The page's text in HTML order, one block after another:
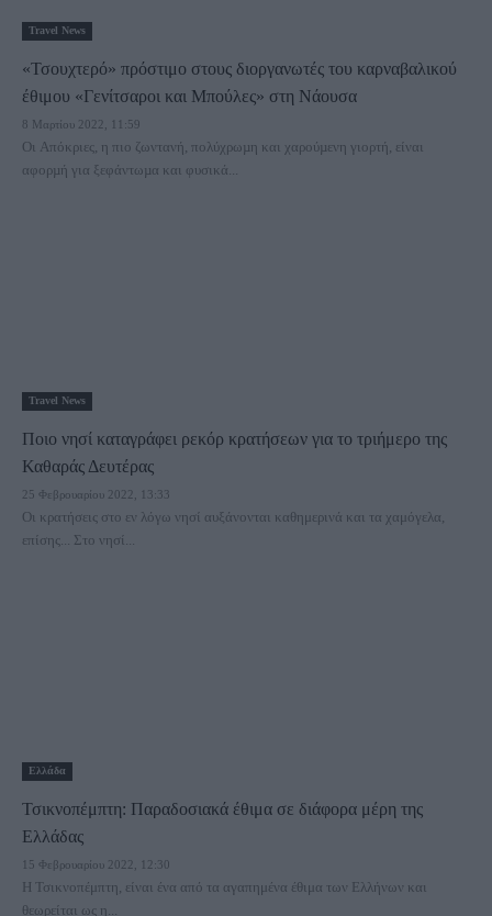
Travel News
«Τσουχτερό» πρόστιμο στους διοργανωτές του καρναβαλικού
έθιμου «Γενίτσαροι και Μπούλες» στη Νάουσα
8 Μαρτίου 2022, 11:59
Οι Απόκριες, η πιο ζωντανή, πολύχρωµη και χαρούµενη γιορτή, είναι
αφορµή για ξεφάντωµα και φυσικά...
Travel News
Ποιο νησί καταγράφει ρεκόρ κρατήσεων για το τριήμερο της
Καθαράς Δευτέρας
25 Φεβρουαρίου 2022, 13:33
Οι κρατήσεις στο εν λόγω νησί αυξάνονται καθημερινά και τα χαμόγελα,
επίσης... Στο νησί...
Ελλάδα
Τσικνοπέμπτη: Παραδοσιακά έθιμα σε διάφορα μέρη της
Ελλάδας
15 Φεβρουαρίου 2022, 12:30
Η Τσικνοπέμπτη, είναι ένα από τα αγαπημένα έθιμα των Ελλήνων και
θεωρείται ως η...